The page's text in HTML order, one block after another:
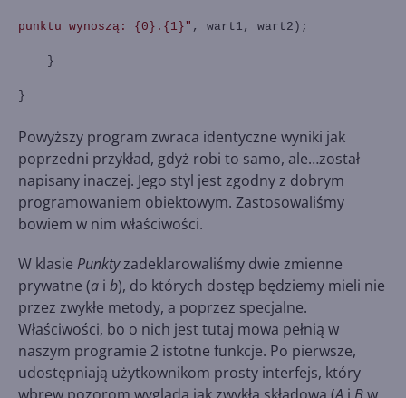
punktu wynoszą: {0}.{1}" , wart1, wart2);
}
}
Powyższy program zwraca identyczne wyniki jak
poprzedni przykład, gdyż robi to samo, ale…został
napisany inaczej. Jego styl jest zgodny z dobrym
programowaniem obiektowym. Zastosowaliśmy
bowiem w nim właściwości.
W klasie Punktyzadeklarowaliśmy dwie zmienne
prywatne (a i b), do których dostęp będziemy mieli nie
przez zwykłe metody, a poprzez specjalne.
Właściwości, bo o nich jest tutaj mowa pełnią w
naszym programie 2 istotne funkcje. Po pierwsze,
udostępniają użytkownikom prosty interfejs, który